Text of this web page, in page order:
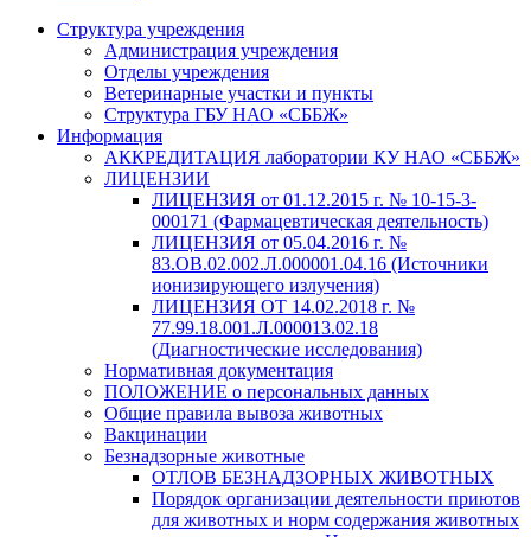
Структура учреждения
Администрация учреждения
Отделы учреждения
Ветеринарные участки и пункты
Структура ГБУ НАО «СББЖ»
Информация
АККРЕДИТАЦИЯ лаборатории КУ НАО «СББЖ»
ЛИЦЕНЗИИ
ЛИЦЕНЗИЯ от 01.12.2015 г. № 10-15-3-
000171 (Фармацевтическая деятельность)
ЛИЦЕНЗИЯ от 05.04.2016 г. №
83.ОВ.02.002.Л.000001.04.16 (Источники
ионизирующего излучения)
ЛИЦЕНЗИЯ ОТ 14.02.2018 г. №
77.99.18.001.Л.000013.02.18
(Диагностические исследования)
Нормативная документация
ПОЛОЖЕНИЕ о персональных данных
Общие правила вывоза животных
Вакцинации
Безнадзорные животные
ОТЛОВ БЕЗНАДЗОРНЫХ ЖИВОТНЫХ
Порядок организации деятельности приютов
для животных и норм содержания животных